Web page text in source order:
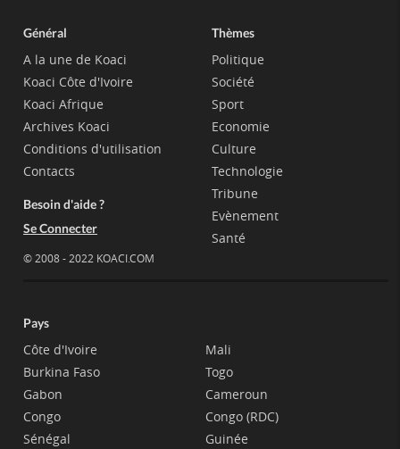
Général
A la une de Koaci
Koaci Côte d'Ivoire
Koaci Afrique
Archives Koaci
Conditions d'utilisation
Contacts
Besoin d'aide ?
Se Connecter
© 2008 - 2022 KOACI.COM
Thèmes
Politique
Société
Sport
Economie
Culture
Technologie
Tribune
Evènement
Santé
Pays
Côte d'Ivoire
Burkina Faso
Gabon
Congo
Sénégal
Mali
Togo
Cameroun
Congo (RDC)
Guinée